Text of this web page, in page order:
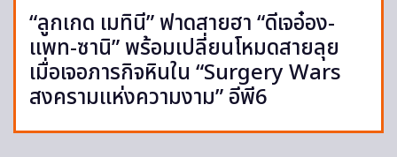
“ลูกเกด เมทินี” ฟาดสายฮา “ดีเจอ๋อง-
แพท-ซานิ” พร้อมเปลี่ยนโหมดสายลุย
เมื่อเจอภารกิจหินใน “Surgery Wars
สงครามแห่งความงาม” อีพี6